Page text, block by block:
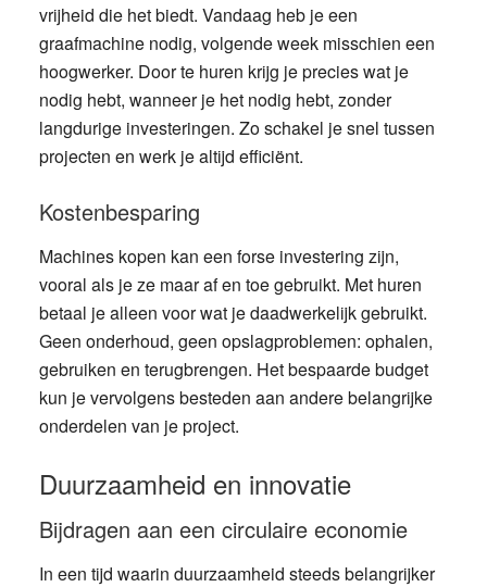
vrijheid die het biedt. Vandaag heb je een
graafmachine nodig, volgende week misschien een
hoogwerker. Door te huren krijg je precies wat je
nodig hebt, wanneer je het nodig hebt, zonder
langdurige investeringen. Zo schakel je snel tussen
projecten en werk je altijd efficiënt.
Kostenbesparing
Machines kopen kan een forse investering zijn,
vooral als je ze maar af en toe gebruikt. Met huren
betaal je alleen voor wat je daadwerkelijk gebruikt.
Geen onderhoud, geen opslagproblemen: ophalen,
gebruiken en terugbrengen. Het bespaarde budget
kun je vervolgens besteden aan andere belangrijke
onderdelen van je project.
Duurzaamheid en innovatie
Bijdragen aan een circulaire economie
In een tijd waarin duurzaamheid steeds belangrijker